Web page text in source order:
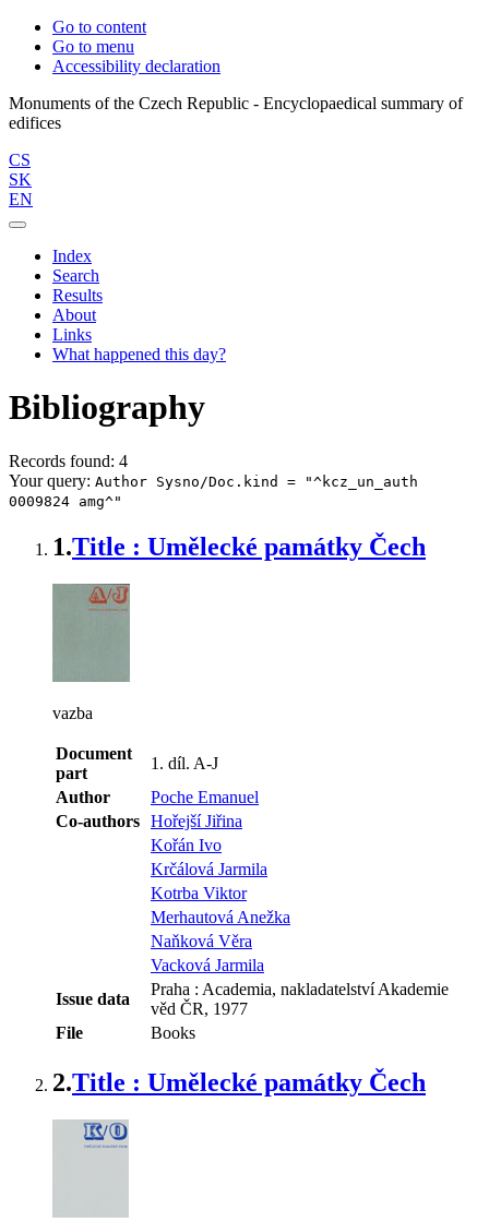
Go to content
Go to menu
Accessibility declaration
Monuments of the Czech Republic - Encyclopaedical summary of
CS
SK
EN
Index
Search
Results
About
Links
What happened this day?
Bibliography
Records found: 4
Your query: Author Sysno/Doc.kind = "^kcz_un_auth
0009824 amg^"
1.Title : Umělecké památky Čech
vazba
Document
part
1. díl. A-J
Author
Poche Emanuel
Co-authors Hořejší Jiřina
Kořán Ivo
Krčálová Jarmila
Kotrba Viktor
Merhautová Anežka
Naňková Věra
Vacková Jarmila
Issue data
Praha : Academia, nakladatelství Akademie
věd ČR, 1977
File
Books
2.Title : Umělecké památky Čech